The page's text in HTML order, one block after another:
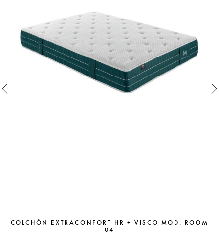
COLCHÓN EXTRACONFORT HR + VISCO MOD. ROOM
04